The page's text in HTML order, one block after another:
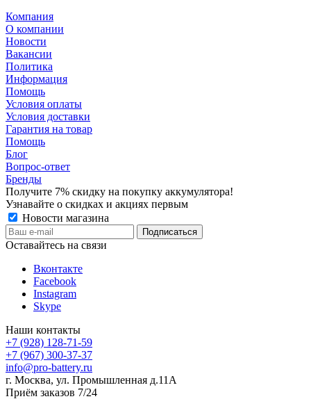
Компания
О компании
Новости
Вакансии
Политика
Информация
Помощь
Условия оплаты
Условия доставки
Гарантия на товар
Помощь
Блог
Вопрос-ответ
Бренды
Получите 7% скидку на покупку аккумулятора!
Узнавайте о скидках и акциях первым
Новости магазина
Оставайтесь на связи
Вконтакте
Facebook
Instagram
Skype
Наши контакты
+7 (928) 128-71-59
+7 (967) 300-37-37
info@pro-battery.ru
г. Москва, ул. Промышленная д.11А
Приём заказов 7/24